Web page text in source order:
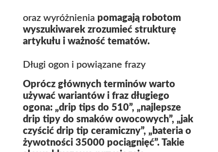
oraz wyróżnienia pomagają robotom
wyszukiwarek zrozumieć strukturę
artykułu i ważność tematów.
Długi ogon i powiązane frazy
Oprócz głównych terminów warto
używać wariantów i fraz długiego
ogona: „drip tips do 510”, „najlepsze
drip tipy do smaków owocowych”, „jak
czyścić drip tip ceramiczny”, „bateria o
żywotności 35000 pociągnięć”. Takie